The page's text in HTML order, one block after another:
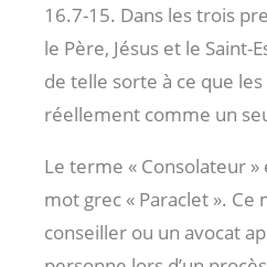
16.7-15. Dans les trois
le Père, Jésus et le Saint-
de telle sorte à ce que
réellement comme un
Le terme « Consolateur
mot grec « Paraclet ». Ce
conseiller ou un avocat